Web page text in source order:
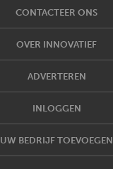
CONTACTEER ONS
OVER INNOVATIEF
ADVERTEREN
INLOGGEN
UW BEDRIJF TOEVOEGEN